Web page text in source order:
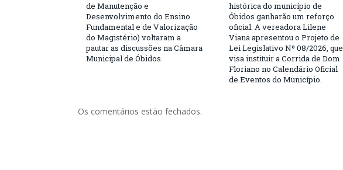
de Manutenção e
Desenvolvimento do Ensino
Fundamental e de Valorização
do Magistério) voltaram a
pautar as discussões na Câmara
Municipal de Óbidos.
histórica do município de
Óbidos ganharão um reforço
oficial. A vereadora Lilene
Viana apresentou o Projeto de
Lei Legislativo Nº 08/2026, que
visa instituir a Corrida de Dom
Floriano no Calendário Oficial
de Eventos do Município.
Os comentários estão fechados.